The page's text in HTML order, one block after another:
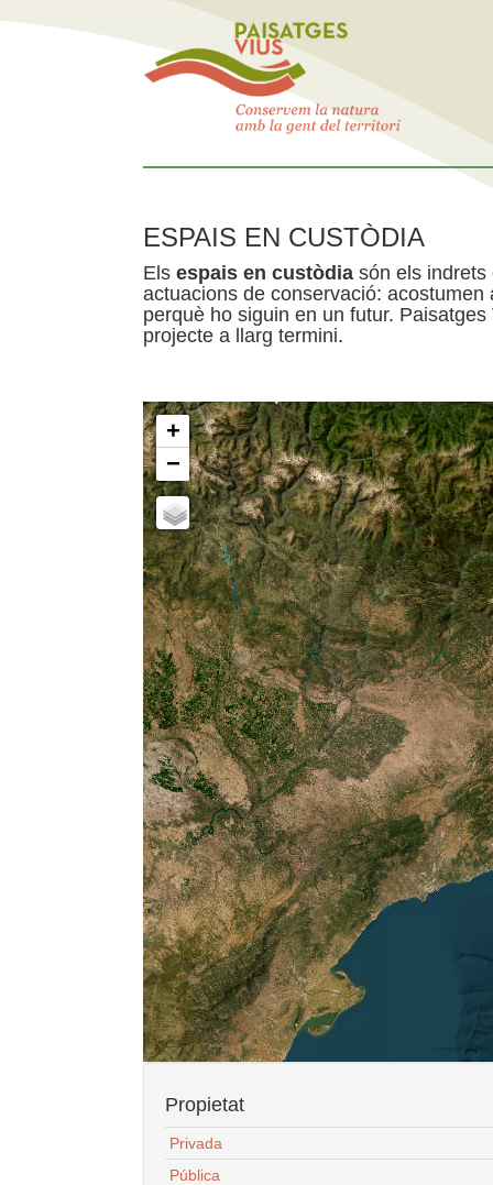
ESPAIS EN CUSTÒDIA
Els espais en custòdia són els indrets
actuacions de conservació:
perquè ho siguin en un futur.
projecte a llarg termini.
+
−
Propietat
Privada
Pública